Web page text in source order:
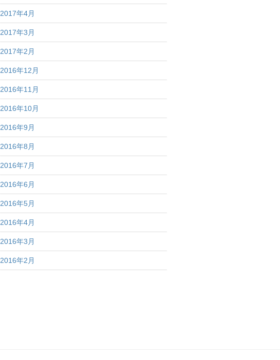
2017年4月
2017年3月
2017年2月
2016年12月
2016年11月
2016年10月
2016年9月
2016年8月
2016年7月
2016年6月
2016年5月
2016年4月
2016年3月
2016年2月